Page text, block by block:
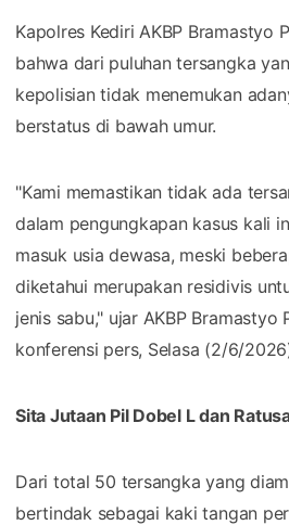
​Kapolres Kediri AKBP Bramastyo
bahwa dari puluhan tersangka
kepolisian tidak menemukan
berstatus di bawah umur.
​"Kami memastikan tidak ada
dalam pengungkapan kasus kali
masuk usia dewasa, meski
diketahui merupakan residivis
jenis sabu," ujar AKBP Bramastyo
konferensi pers, Selasa (2/6/
Sita Jutaan Pil Dobel L dan
​Dari total 50 tersangka yang
bertindak sebagai kaki tangan